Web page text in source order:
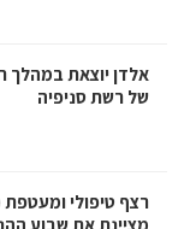
אלדן יוצאת במהלך
של רשת סניפיה
רצף טיפולי
מציינת את שבוע